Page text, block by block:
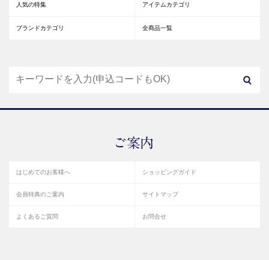
人気の特集 アイテムカテゴリ
ブランドカテゴリ 全商品一覧
はじめてのお客様へ ショッピングガイド
会員特典のご案内 サイトマップ
よくあるご質問 お問合せ